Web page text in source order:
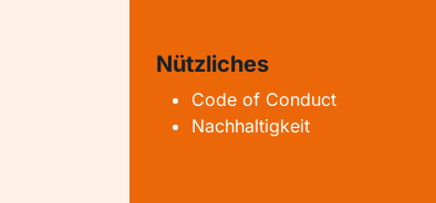
Nützliches
Code of Conduct
Nachhaltigkeit